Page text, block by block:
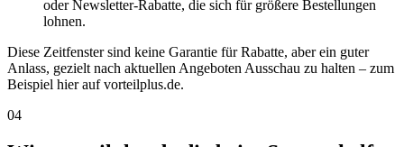
oder Newsletter-Rabatte, die sich für größere Bestellungen
lohnen.
Diese Zeitfenster sind keine Garantie für Rabatte, aber ein guter
Anlass, gezielt nach aktuellen Angeboten Ausschau zu halten – zum
Beispiel hier auf vorteilplus.de.
04